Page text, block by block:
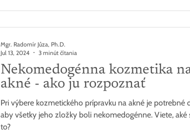
Nekomedogénna kozmetika
akné - ako ju rozpoznať
Pri výbere kozmetického prípravku na akné je potrebné
aby všetky jeho zložky boli nekomedogénne. Viete, aké
to?
Mgr. Radomír Jůza, Ph.D.
Jul 13, 2024
3 minút čítania